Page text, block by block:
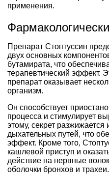
применения.
Препарат Стоптуссин
двух основных
бутамирата, что
терапевтический эффект.
препарат оказывает
организм.
Он способствует
процесса и стимулирует
этому, секрет разжижается
дыхательных путей, что
эффект. Кроме того,
кашлевой приступ и
действие на нервные
оболочки бронхов и трахеи.